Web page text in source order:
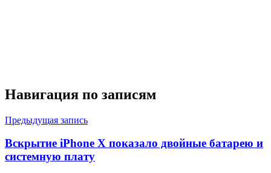
Навигация по записям
Предыдущая запись
Вскрытие iPhone X показало двойные батарею и
системную плату